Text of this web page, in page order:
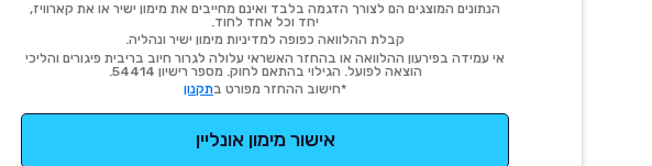
הנתונים המוצגים הם לצורך הדגמה בלבד ואינם מחייבים את מימון ישיר או את קארוויז,
יחד וכל אחד לחוד.
קבלת ההלוואה כפופה למדיניות מימון ישיר ונהליה.
אי עמידה בפירעון ההלוואה או בהחזר האשראי עלולה לגרור חיוב בריבית פיגורים והליכי
הוצאה לפועל. הגילוי בהתאם לחוק. מספר רישיון 54414.
*חישוב ההחזר מפורט בתקנון
אישור מימון אונליין